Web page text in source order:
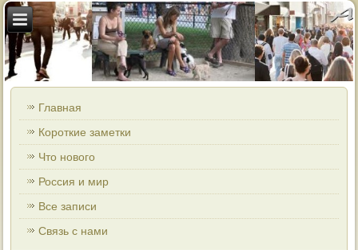
Главная
Короткие заметки
Что нового
Россия и мир
Все записи
Связь с нами